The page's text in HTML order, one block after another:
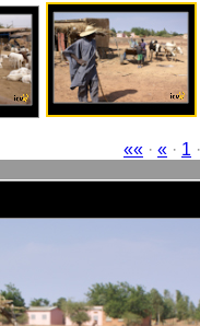
«« · « · 1